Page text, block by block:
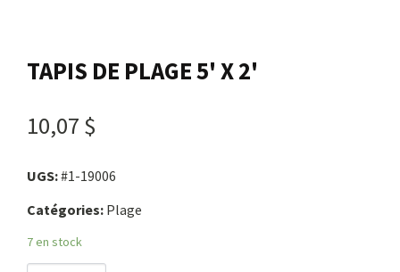
Panier
English
TAPIS DE PLAGE 5' X 2'
10,07 $
UGS:#1-19006
Catégories: Plage
7 en stock